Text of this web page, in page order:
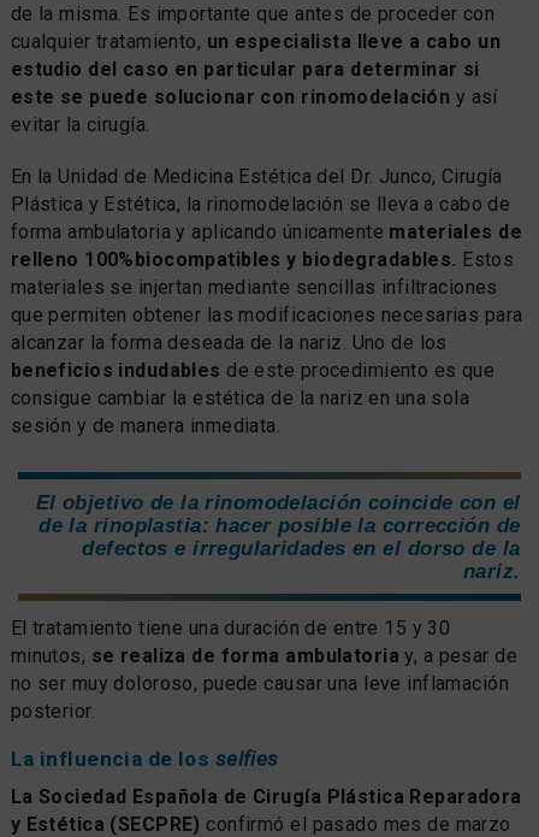
de la misma. Es importante que antes de proceder con
cualquier tratamiento, un especialista lleve a cabo un
estudio del caso en particular para determinar si
este se puede solucionar con rinomodelación y así
evitar la cirugía.
En la Unidad de Medicina Estética del Dr. Junco, Cirugía
Plástica y Estética, la rinomodelación se lleva a cabo de
forma ambulatoria y aplicando únicamente materiales de
relleno 100%biocompatibles y biodegradables. Estos
materiales se injertan mediante sencillas infiltraciones
que permiten obtener las modificaciones necesarias para
alcanzar la forma deseada de la nariz. Uno de los
beneficios indudables de este procedimiento es que
consigue cambiar la estética de la nariz en una sola
sesión y de manera inmediata.
El objetivo de la rinomodelación coincide con el
de la rinoplastia: hacer posible la corrección de
defectos e irregularidades en el dorso de la
nariz.
El tratamiento tiene una duración de entre 15 y 30
minutos, se realiza de forma ambulatoria y, a pesar de
no ser muy doloroso, puede causar una leve inflamación
posterior.
La influencia de los selfies
La Sociedad Española de Cirugía Plástica Reparadora
y Estética (SECPRE) confirmó el pasado mes de marzo